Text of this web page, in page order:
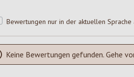
Bewertungen nur in der aktuellen Sprache
Keine Bewertungen gefunden. Gehe